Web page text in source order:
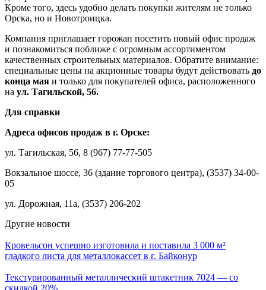
Кроме того, здесь удобно делать покупки жителям не только
Орска, но и Новотроицка.
Компания приглашает горожан посетить новый офис продаж
и познакомиться поближе с огромным ассортиментом
качественных строительных материалов. Обратите внимание:
специальные цены на акционные товары будут действовать до
конца мая и только для покупателей офиса, расположенного
на ул. Тагильской, 56.
Для справки
Адреса офисов продаж в г. Орске:
ул. Тагильская, 56, 8 (967) 77-77-505
Вокзальное шоссе, 36 (здание торгового центра), (3537) 34-00-
05
ул. Дорожная, 11а, (3537) 206-202
Другие новости
Кровельсон успешно изготовила и поставила 3 000 м²
гладкого листа для металлокассет в г. Байконур
Текстурированный металлический штакетник 7024 — со
скидкой 20%